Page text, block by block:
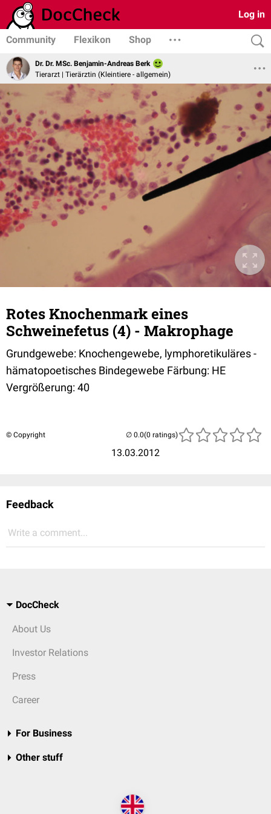
Log in
Community Flexikon Shop
Dr. Dr. MSc. Benjamin-Andreas Berk
Tierarzt | Tierärztin (Kleintiere - allgemein)
Rotes Knochenmark eines
Schweinefetus (4) - Makrophage
Grundgewebe: Knochengewebe, lymphoretikuläres -
hämatopoetisches Bindegewebe Färbung: HE
Vergrößerung: 40
© Copyright
13.03.2012
(0 ratings)
Feedback
Write a comment...
DocCheck
About Us
Investor Relations
Press
Career
For Business
Other stuff